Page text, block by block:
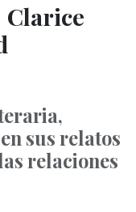
Clarice
sus relatos
relaciones